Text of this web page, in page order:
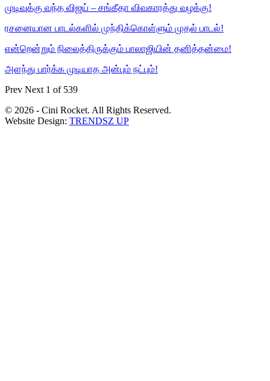
முடிவுக்கு வந்த விஜய் – சங்கீதா விவகாரத்து வழக்கு!
ரசனையான பாடல்களில் முந்திக்கொள்ளும் முதல் பாடல்!
என்றென்றும் நிலைத்திருக்கும் பாலாஜியின் தனித்தன்மை!
அளந்து பார்க்க முடியாத அன்பும் நட்பும்!
Prev Next 1 of 539
© 2026 - Cini Rocket. All Rights Reserved.
Website Design: TRENDSZ UP